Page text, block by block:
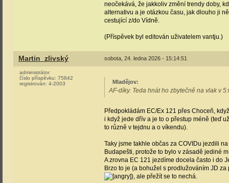
neočekává, že jakkoliv změní trendy doby,
alternativu a je otázkou času, jak dlouho ji
cestující z/do Vídně.
(Příspěvek byl editován uživatelem vantju.)
Martin_zlivský sobota, 24. ledna 2026 - 15:14:51
administrátor
číslo příspěvku: 75842
registrován: 4-2003 Mladějov:
AF-díky. Teda hnát ho zbytečně na vlak v
Předpokládám EC/Ex 121 přes Choceň,
i když jede dřív a je to o přestup méně (teď
to různě v tejdnu a o víkendu).
Taky jsme takhle občas za COVIDu jezdili
Budapešti, protože to bylo v zásadě jediné
A zrovna EC 121 jezdíme docela často i do
Brzo to je (a bohužel s prodlužováním JD
), ale přežít se to nechá.